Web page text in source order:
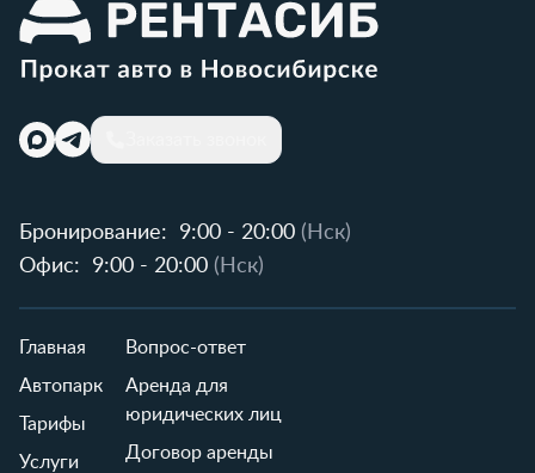
Бронирование: 9:00 - 20:00 (Нск)
Офис:
9:00 - 20:00 (Нск)
Главная
Автопарк
Тарифы
Услуги
Вопрос-ответ
Аренда для
юридических лиц
Договор аренды